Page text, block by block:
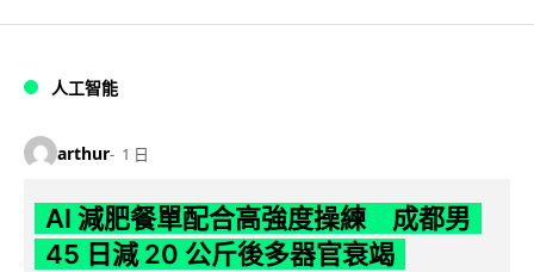
人工智能
arthur 1 日
AI 減肥餐單配合高強度操練 成都男
45 日減 20 公斤後多器官衰竭